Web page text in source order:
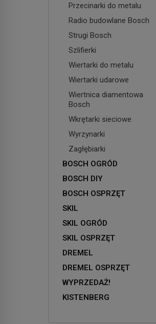
Przecinarki do metalu
Radio budowlane Bosch
Strugi Bosch
Szlifierki
Wiertarki do metalu
Wiertarki udarowe
Wiertnica diamentowa
Bosch
Wkrętarki sieciowe
Wyrzynarki
Zagłębiarki
BOSCH OGRÓD
BOSCH DIY
BOSCH OSPRZĘT
SKIL
SKIL OGRÓD
SKIL OSPRZĘT
DREMEL
DREMEL OSPRZĘT
WYPRZEDAŻ!
KISTENBERG